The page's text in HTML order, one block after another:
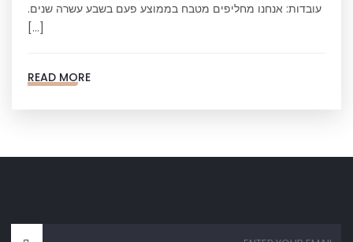
עובדות: אנחנו מחליפים מטבח בממוצע פעם בשבע עשרה שנים.
[…]
READ MORE